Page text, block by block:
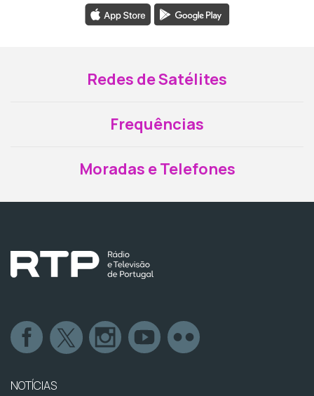
Redes de Satélites
Frequências
Moradas e Telefones
NOTÍCIAS